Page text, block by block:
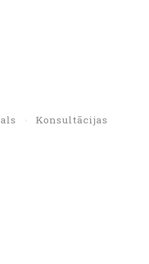
Konsultācijas